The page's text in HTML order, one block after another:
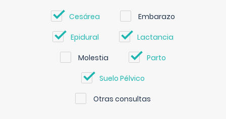
Cesárea Embarazo
Epidural Lactancia
Molestia Parto
Suelo Pélvico
Otras consultas